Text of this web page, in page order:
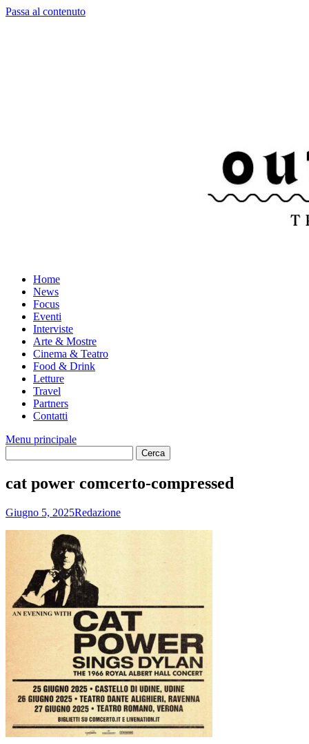
Passa al contenuto
Home
News
Focus
Eventi
Interviste
Arte & Mostre
Cinema & Teatro
Food & Drink
Letture
Travel
Partners
Contatti
Menu principale
cat power comcerto-compressed
Giugno 5, 2025Redazione